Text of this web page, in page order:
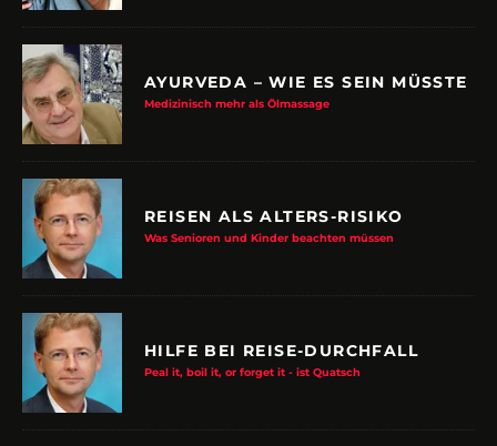
AYURVEDA – WIE ES SEIN MÜSSTE
Medizinisch mehr als Ölmassage
REISEN ALS ALTERS-RISIKO
Was Senioren und Kinder beachten müssen
HILFE BEI REISE-DURCHFALL
Peal it, boil it, or forget it - ist Quatsch